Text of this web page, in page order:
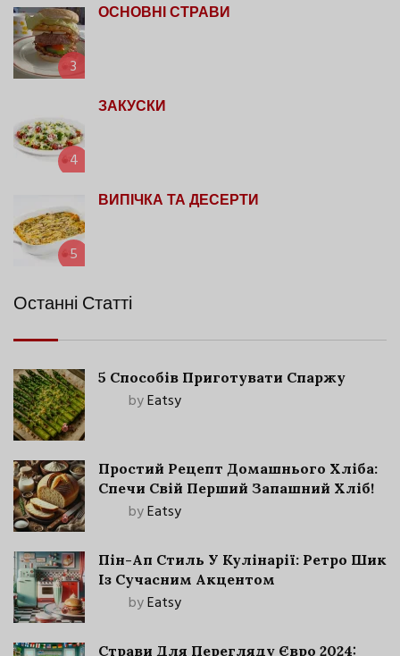
3
ОСНОВНІ СТРАВИ
4
ЗАКУСКИ
5
ВИПІЧКА ТА ДЕСЕРТИ
Останні Статті
5 Способів Приготувати Спаржу
byEatsy
Простий Рецепт Домашнього Хліба:
Спечи Свій Перший Запашний Хліб!
byEatsy
Пін-Ап Стиль У Кулінарії: Ретро Шик
Із Сучасним Акцентом
byEatsy
Страви Для Перегляду Євро 2024: